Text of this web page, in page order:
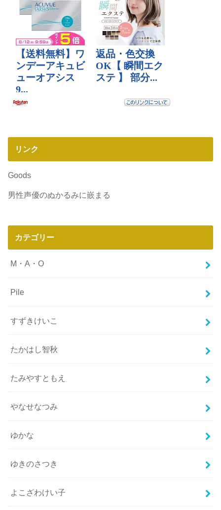
リンク
Goods
男性声優のぬかるみに嵌まる
カテゴリー
M・A・O
Pile
すずきけいこ
たかはし智秋
たみやすともえ
やなせなつみ
ゆかな
ゆきのさつき
よこざわけい子